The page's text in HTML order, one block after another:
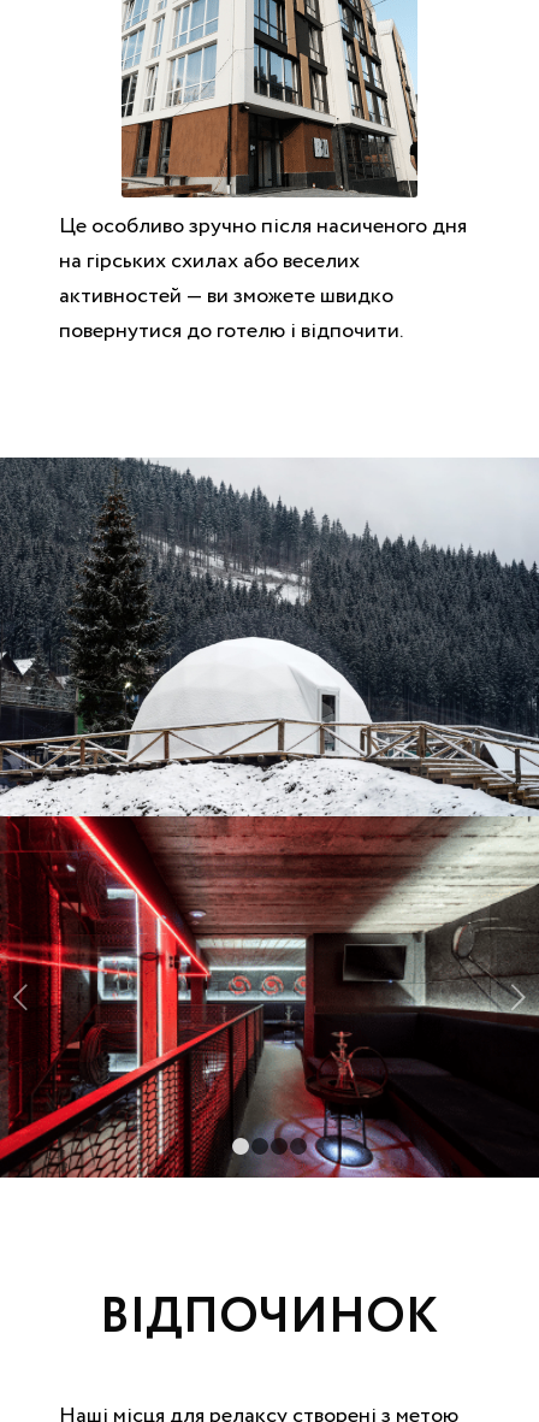
Це особливо зручно після насиченого дня
на гірських схилах або веселих
активностей — ви зможете швидко
повернутися до готелю і відпочити.
Следующий
1 2 3 4
ВІДПОЧИНОК
Наші місця для релаксу створені з метою